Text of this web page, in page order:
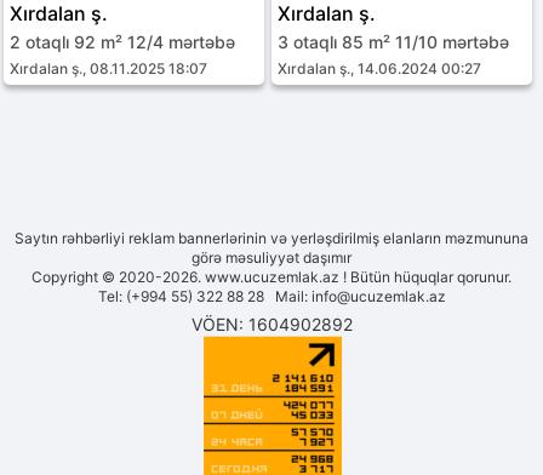
Xırdalan ş.
2 otaqlı 92 m² 12/4 mərtəbə
Xırdalan ş., 08.11.2025 18:07
Xırdalan ş.
3 otaqlı 85 m² 11/10 mərtəbə
Xırdalan ş., 14.06.2024 00:27
Saytın rəhbərliyi reklam bannerlərinin və yerləşdirilmiş elanların məzmununa
görə məsuliyyət daşımır
Copyright © 2020-2026. www.ucuzemlak.az ! Bütün hüquqlar qorunur.
Tel: (+994 55) 322 88 28 Mail: info@ucuzemlak.az
VÖEN: 1604902892